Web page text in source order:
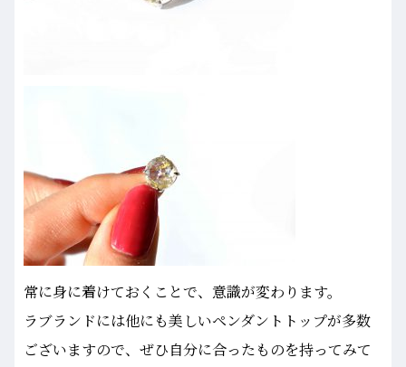
常に身に着けておくことで、意識が変わります。
ラブランドには他にも美しいペンダントトップが多数
ございますので、ぜひ自分に合ったものを持ってみて